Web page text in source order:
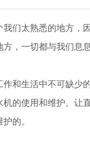
们太熟悉的地方，
，一切都与我们息息
作和生活中不可缺少
的使用和维护。让
的。